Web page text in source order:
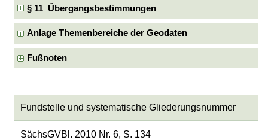
§ 11 Übergangsbestimmungen
Anlage Themenbereiche der Geodaten
Fußnoten
Fundstelle und systematische Gliederungsnummer
SächsGVBl. 2010 Nr. 6, S. 134